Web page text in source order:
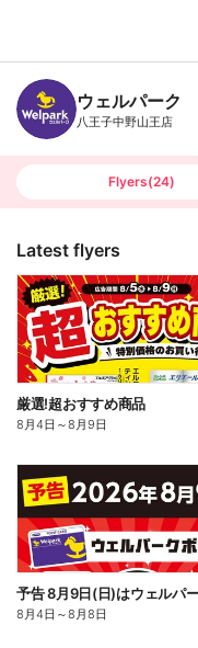
B
n
c
h
T
ウェルパーク
八王子中野山王店
Flyers(24)
Latest flyers
厳選!超おすすめ商品
8月4日 ～8月9日
8月4日 ～8月8日